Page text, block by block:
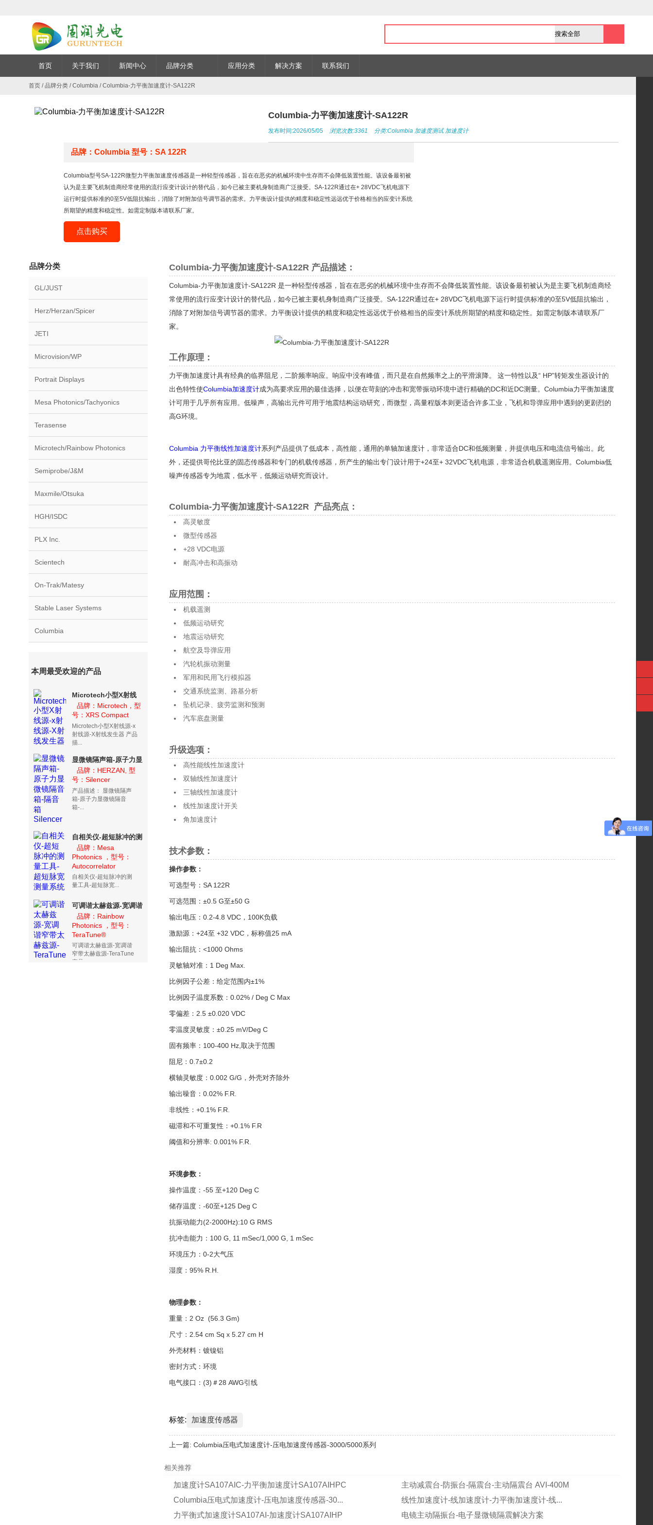
首页 关于我们 新闻中心 品牌分类 应用分类 解决方案 联系我们
首页 /品牌分类 /Columbia /Columbia-力平衡加速度计-SA122R
Columbia-力平衡加速度计-SA122R
发布时间:2026/05/05 浏览次数:3361 分类:Columbia 加速度测试 加速度计
品牌：Columbia 型号：SA 122R
Columbia型号SA-122R微型力平衡加速度传感器是一种轻型传感器，旨在在恶劣的机械环境中生存而不会降低装置性能。该设备最初被
认为是主要飞机制造商经常使用的流行应变计设计的替代品，如今已被主要机身制造商广泛接受。SA-122R通过在+ 28VDC飞机电源下
运行时提供标准的0至5V低阻抗输出，消除了对附加信号调节器的需求。力平衡设计提供的精度和稳定性远远优于价格相当的应变计系统
所期望的精度和稳定性。如需定制版本请联系厂家。
点击购买
Columbia-力平衡加速度计-SA122R 产品描述：
Columbia-力平衡加速度计-SA122R 是一种轻型传感器，旨在在恶劣的机械环境中生存而不会降低装置性能。该设备最初被认为是主要飞机制造商经
常使用的流行应变计设计的替代品，如今已被主要机身制造商广泛接受。SA-122R通过在+ 28VDC飞机电源下运行时提供标准的0至5V低阻抗输出，
消除了对附加信号调节器的需求。力平衡设计提供的精度和稳定性远远优于价格相当的应变计系统所期望的精度和稳定性。如需定制版本请联系厂
家。
工作原理：
力平衡加速度计具有经典的临界阻尼，二阶频率响应。响应中没有峰值，而只是在自然频率之上的平滑滚降。 这一特性以及“ HP”转矩发生器设计的
出色特性使Columbia加速度计成为高要求应用的最佳选择，以便在苛刻的冲击和宽带振动环境中进行精确的DC和近DC测量。Columbia力平衡加速度
计可用于几乎所有应用。低噪声，高输出元件可用于地震结构运动研究，而微型，高量程版本则更适合许多工业，飞机和导弹应用中遇到的更剧烈的
高G环境。
Columbia 力平衡线性加速度计系列产品提供了低成本，高性能，通用的单轴加速度计，非常适合DC和低频测量，并提供电压和电流信号输出。此
外，还提供哥伦比亚的固态传感器和专门的机载传感器，所产生的输出专门设计用于+24至+ 32VDC飞机电源，非常适合机载遥测应用。Columbia低
噪声传感器专为地震，低水平，低频运动研究而设计。
Columbia-力平衡加速度计-SA122R 产品亮点：
高灵敏度
微型传感器
+28 VDC电源
耐高冲击和高振动
应用范围 ：
机载遥测
低频运动研究
地震运动研究
航空及导弹应用
汽轮机振动测量
军用和民用飞行模拟器
交通系统监测、路基分析
坠机记录、疲劳监测和预测
汽车底盘测量
升级选项：
高性能线性加速度计
双轴线性加速度计
三轴线性加速度计
线性加速度计开关
角加速度计
技术参数：
操作参数：
可选型号：SA 122R
可选范围：±0.5 G至±50 G
输出电压：0.2-4.8 VDC，100K负载
激励源：+24至 +32 VDC，标称值25 mA
输出阻抗：<1000 Ohms
灵敏轴对准：1 Deg Max.
比例因子公差：给定范围内±1%
比例因子温度系数：0.02% / Deg C Max
零偏差：2.5 ±0.020 VDC
零温度灵敏度：±0.25 mV/Deg C
固有频率：100-400 Hz,取决于范围
阻尼：0.7±0.2
横轴灵敏度：0.002 G/G，外壳对齐除外
输出噪音：0.02% F.R.
非线性：+0.1% F.R.
磁滞和不可重复性：+0.1% F.R
阈值和分辨率: 0.001% F.R.
环境参数：
操作温度：-55 至+120 Deg C
储存温度：-60至+125 Deg C
抗振动能力(2-2000Hz):10 G RMS
抗冲击能力：100 G, 11 mSec/1,000 G, 1 mSec
环境压力：0-2大气压
湿度：95% R.H.
物理参数：
重量：2 Oz (56.3 Gm)
尺寸：2.54 cm Sq x 5.27 cm H
外壳材料：镀镍铝
密封方式：环境
电气接口：(3)＃28 AWG引线
标签: 加速度传感器
上一篇: Columbia压电式加速度计-压电加速度传感器-3000/5000系列
相关推荐
加速度计SA107AIC-力平衡加速度计SA107AIHPC
主动减震台-防振台-隔震台-主动隔震台 AVI-400M
Columbia压电式加速度计-压电加速度传感器-30...
线性加速度计-线加速度计-力平衡加速度计-线...
力平衡式加速度计SA107AI-加速度计SA107AIHP
电镜主动隔振台-电子显微镜隔震解决方案
品牌分类
GL/JUST
Herz/Herzan/Spicer
JETI
Microvision/WP
Portrait Displays
Mesa Photonics/Tachyonics
Terasense
Microtech/Rainbow Photonics
Semiprobe/J&M
Maxmile/Otsuka
HGH/ISDC
PLX Inc.
Scientech
On-Trak/Matesy
Stable Laser Systems
Columbia
本周最受欢迎的产品
Microtech小型X射线
源-x射线源-X射线发生
器
品牌：Microtech，型
号：XRS Compact
Microtech小型X射线源-x
射线源-X射线发生器 产品
描...
显微镜隔声箱-原子力显
微镜隔音箱-隔音箱
Silencer
品牌：HERZAN, 型
号：Silencer
产品描述： 显微镜隔声
箱-原子力显微镜隔音
箱-...
自相关仪-超短脉冲的测
量工具-超短脉宽测量系
统
品牌：Mesa
Photonics ，型号：
Autocorrelator
自相关仪-超短脉冲的测
量工具-超短脉宽...
可调谐太赫兹源-宽调谐
窄带太赫兹源-
TeraTune
品牌：Rainbow
Photonics ，型号：
TeraTune®
可调谐太赫兹源-宽调谐
窄带太赫兹源-TeraTune
产品...